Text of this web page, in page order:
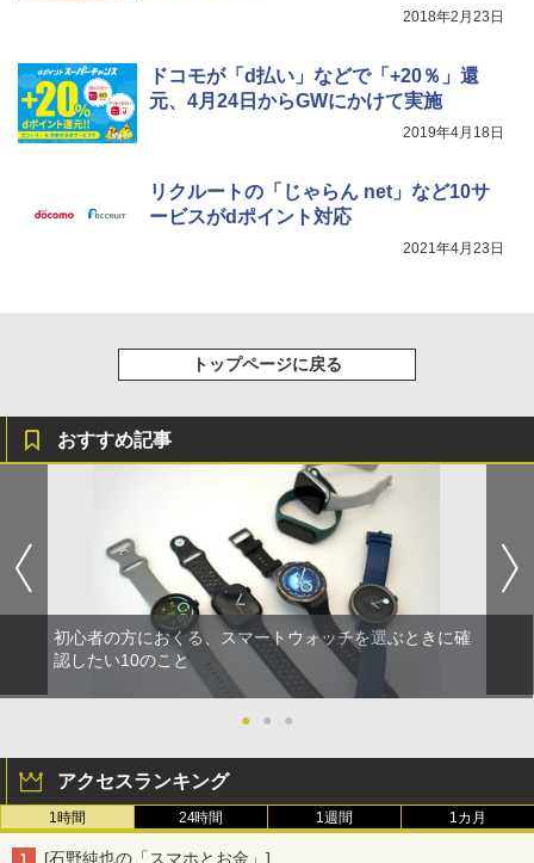
2018年2月23日
ドコモが「d払い」などで「+20％」還
元、4月24日からGWにかけて実施
2019年4月18日
リクルートの「じゃらん net」など10サ
ービスがdポイント対応
2021年4月23日
トップページに戻る
おすすめ記事
初心者の方におくる、スマートウォッチを選ぶときに確
認したい10のこと
● ● ●
アクセスランキング
1時間 24時間 1週間 1カ月
[石野純也の「スマホとお金」]